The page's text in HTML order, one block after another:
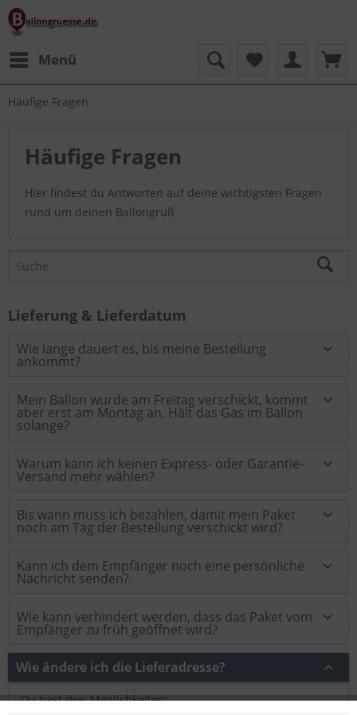
Menü
Häufige Fragen
Häufige Fragen
Hier findest du Antworten auf deine wichtigsten Fragen
rund um deinen Ballongruß
Lieferung & Lieferdatum
Wie lange dauert es, bis meine Bestellung
ankommt?
Mein Ballon wurde am Freitag verschickt, kommt
aber erst am Montag an. Hält das Gas im Ballon
solange?
Warum kann ich keinen Express- oder Garantie-
Versand mehr wählen?
Bis wann muss ich bezahlen, damit mein Paket
noch am Tag der Bestellung verschickt wird?
Kann ich dem Empfänger noch eine persönliche
Nachricht senden?
Wie kann verhindert werden, dass das Paket vom
Empfänger zu früh geöffnet wird?
Wie ändere ich die Lieferadresse?
Du hast drei Möglichkeiten: